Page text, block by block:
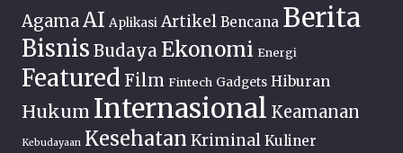
AgamaAI Aplikasi Artikel Bencana Berita
Bisnis Budaya Ekonomi Energi
Featured Film Fintech Gadgets Hiburan
Hukum Internasional Keamanan
Kebudayaan Kesehatan Kriminal Kuliner